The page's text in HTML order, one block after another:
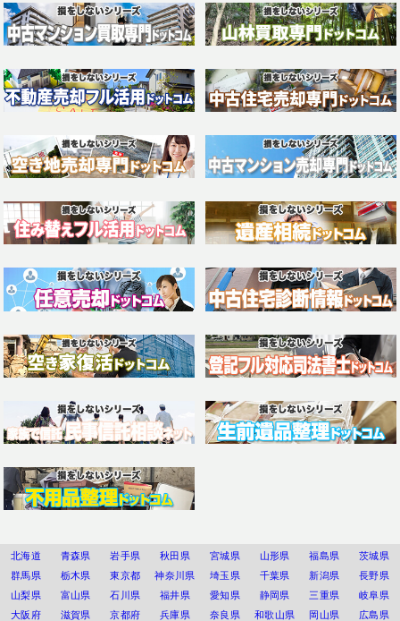
北海道 青森県 岩手県 秋田県 宮城県 山形県 福島県
茨城県
群馬県
栃木県 東京都 神奈川県 埼玉県 千葉県 新潟県
長野県
山梨県
富山県 石川県 福井県 愛知県 静岡県 三重県
岐阜県
大阪府
滋賀県 京都府 兵庫県 奈良県 和歌山県 岡山県 広島県